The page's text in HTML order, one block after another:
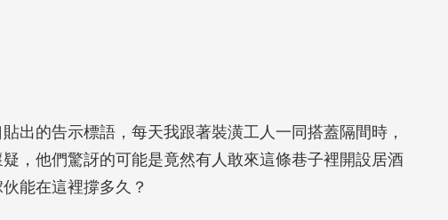
的告示標語，每天我跟著裝潢工人一同搭蓋隔間時，
，他們驚訝的可能是竟然有人敢來這條巷子裡開設居酒
能在這裡撐多久？